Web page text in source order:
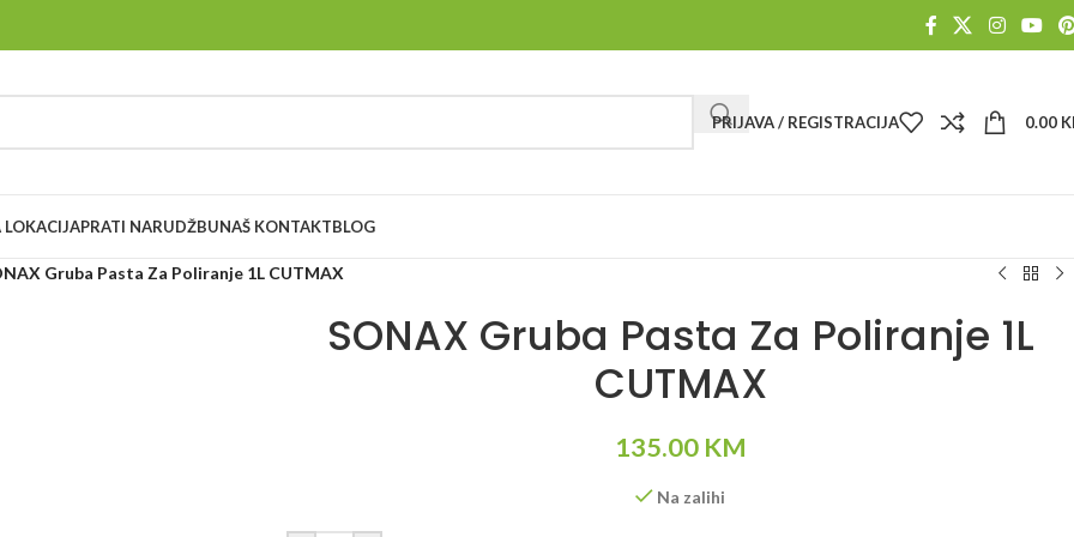
PRIJAVA / REGISTRACIJA 0.00
LOKACIJAPRATI NARUDŽBUNAŠ KONTAKTBLOG
Gruba Pasta Za Poliranje 1L CUTMAX
SONAX Gruba Pasta Za Poliranje 1L
CUTMAX
135.00 KM
Na zalihi